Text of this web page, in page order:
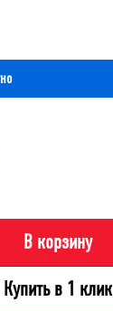
В корзину
Купить в 1 клик